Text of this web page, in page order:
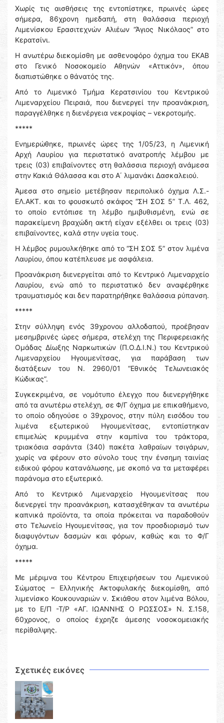
Χωρίς τις αισθήσεις της εντοπίστηκε, πρωινές ώρες
σήμερα, 86χρονη ημεδαπή, στη θαλάσσια περιοχή
Λιμενίσκου Ερασιτεχνών Αλιέων “Άγιος Νικόλαος” στο
Κερατσίνι.
Η ανωτέρω διεκομίσθη με ασθενοφόρο όχημα του ΕΚΑΒ
στο Γενικό Νοσοκομείο Αθηνών «Αττικόν», όπου
διαπιστώθηκε ο θάνατός της.
Από το Λιμενικό Τμήμα Κερατσινίου του Κεντρικού
Λιμεναρχείου Πειραιά, που διενεργεί την προανάκριση,
παραγγέλθηκε η διενέργεια νεκροψίας – νεκροτομής.
*****
Ενημερώθηκε, πρωινές ώρες της 1/05/23, η Λιμενική
Αρχή Λαυρίου για περιστατικό ανατροπής λέμβου με
τρεις (03) επιβαίνοντες στη θαλάσσια περιοχή ανάμεσα
στην Κακιά Θάλασσα και στο Α΄ λιμανάκι Δασκαλειού.
Άμεσα στο σημείο μετέβησαν περιπολικό όχημα Λ.Σ.-
ΕΛ.ΑΚΤ. και το φουσκωτό σκάφος “ΣΗ ΣΟΣ 5” Τ.Λ. 462,
το οποίο εντόπισε τη λέμβο ημιβυθισμένη, ενώ σε
παρακείμενη βραχώδη ακτή είχαν εξέλθει οι τρεις (03)
επιβαίνοντες, καλά στην υγεία τους.
Η λέμβος ρυμουλκήθηκε από το “ΣΗ ΣΟΣ 5” στον λιμένα
Λαυρίου, όπου κατέπλευσε με ασφάλεια.
Προανάκριση διενεργείται από το Κεντρικό Λιμεναρχείο
Λαυρίου, ενώ από το περιστατικό δεν αναφέρθηκε
τραυματισμός και δεν παρατηρήθηκε θαλάσσια ρύπανση.
*****
Στην σύλληψη ενός 39χρονου αλλοδαπού, προέβησαν
μεσημβρινές ώρες σήμερα, στελέχη της Περιφερειακής
Ομάδας Δίωξης Ναρκωτικών (Π.Ο.Δ.Ι.Ν.) του Κεντρικού
Λιμεναρχείου Ηγουμενίτσας, για παράβαση των
διατάξεων του Ν. 2960/01 “Εθνικός Τελωνειακός
Κώδικας”.
Συγκεκριμένα, σε νομότυπο έλεγχο που διενεργήθηκε
από τα ανωτέρω στελέχη, σε Φ/Γ όχημα με επικαθήμενο,
το οποίο οδηγούσε ο 39χρονος, στην πύλη εισόδου του
λιμένα εξωτερικού Ηγουμενίτσας, εντοπίστηκαν
επιμελώς κρυμμένα στην καμπίνα του τράκτορα,
τριακόσια σαράντα (340) πακέτα λαθραίων τσιγάρων,
χωρίς να φέρουν στο σύνολο τους την ένσημη ταινίας
ειδικού φόρου κατανάλωσης, με σκοπό να τα μεταφέρει
παράνομα στο εξωτερικό.
Από το Κεντρικό Λιμεναρχείο Ηγουμενίτσας που
διενεργεί την προανάκριση, κατασχέθηκαν τα ανωτέρω
καπνικά προϊόντα, τα οποία πρόκειται να παραδοθούν
στο Τελωνείο Ηγουμενίτσας, για τον προσδιορισμό των
διαφυγόντων δασμών και φόρων, καθώς και το Φ/Γ
όχημα.
*****
Με μέριμνα του Κέντρου Επιχειρήσεων του Λιμενικού
Σώματος – Ελληνικής Ακτοφυλακής διεκομίσθη, από
λιμενίσκο Κουκουναριών ν. Σκιάθου στον λιμένα Βόλου,
με το Ε/Π -Τ/Ρ «ΑΓ. ΙΩΑΝΝΗΣ Ο ΡΩΣΣΟΣ» Ν. Σ.158,
60χρονoς, o οποίος έχρηζε άμεσης νοσοκομειακής
περίθαλψης.
Σχετικές εικόνες